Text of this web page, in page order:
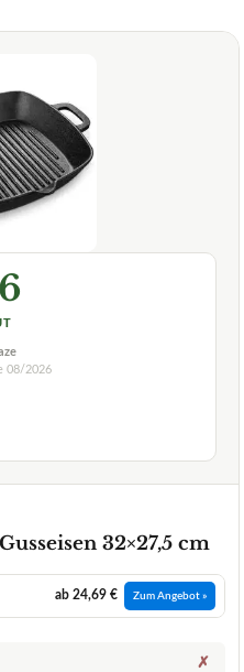
08/2026
32×27,5 cm
ab 24,69 € Zum Angebot »
✗